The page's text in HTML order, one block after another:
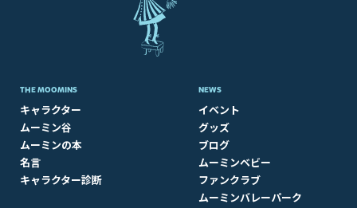
THE MOOMINS
キャラクター
ムーミン谷
ムーミンの本
名言
キャラクター診断
NEWS
イベント
グッズ
ブログ
ムーミンベビー
ファンクラブ
ムーミンバレーパーク